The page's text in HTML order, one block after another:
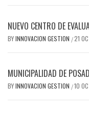
NUEVO CENTRO DE
BYINNOVACION GESTION /21
MUNICIPALIDAD DE
BYINNOVACION GESTION /10